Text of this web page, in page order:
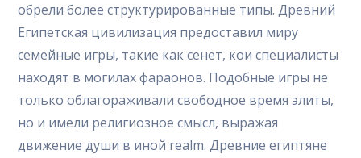
обрели более структурированные типы. Древний
Египетская цивилизация предоставил миру
семейные игры, такие как сенет, кои специалисты
находят в могилах фараонов. Подобные игры не
только облагораживали свободное время элиты,
но и имели религиозное смысл, выражая
движение души в иной realm. Древние египтяне